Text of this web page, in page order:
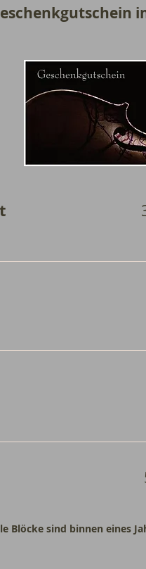
€
Block
€
Blöcke sind binnen eines